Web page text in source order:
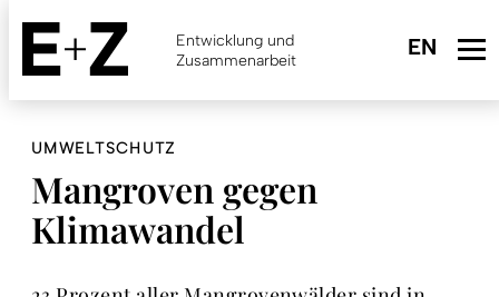
Skip
main
content
Entwicklung und
Zusammenarbeit
UMWELTSCHUTZ
Mangroven gegen
Klimawandel